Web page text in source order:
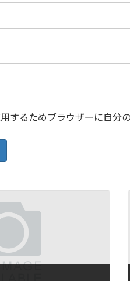
するためブラウザーに自分